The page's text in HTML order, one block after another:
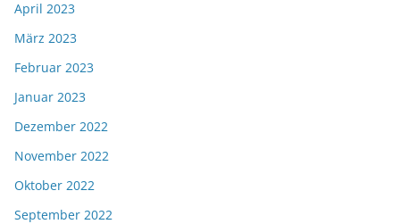
April 2023
März 2023
Februar 2023
Januar 2023
Dezember 2022
November 2022
Oktober 2022
September 2022